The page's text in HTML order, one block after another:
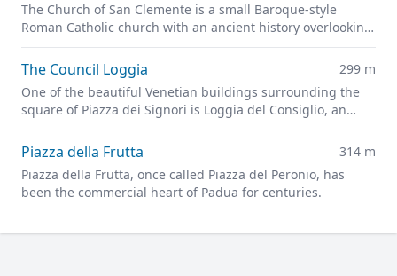
The Church of San Clemente is a small Baroque-style
Roman Catholic church with an ancient history overlooking
the Piazza dei Signori.
The Council Loggia
299 m
One of the beautiful Venetian buildings surrounding the
square of Piazza dei Signori is Loggia del Consiglio, an
outstanding example of the architecture of the 15th and
16th centuries.
Piazza della Frutta
314 m
Piazza della Frutta, once called Piazza del Peronio, has
been the commercial heart of Padua for centuries.